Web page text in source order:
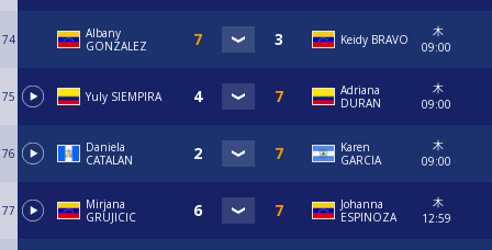
74
Albany
GONZALEZ
Keidy BRAVO
木
09:00
75 Yuly SIEMPIRA
Adriana
DURAN
木
09:00
76
Daniela
CATALAN
Karen
GARCIA
木
09:00
77
Mirjana
GRUJICIC
Johanna
ESPINOZA
木
12:59